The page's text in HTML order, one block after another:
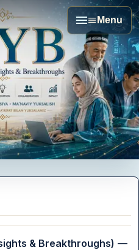
Menu
& Breakthroughs) —